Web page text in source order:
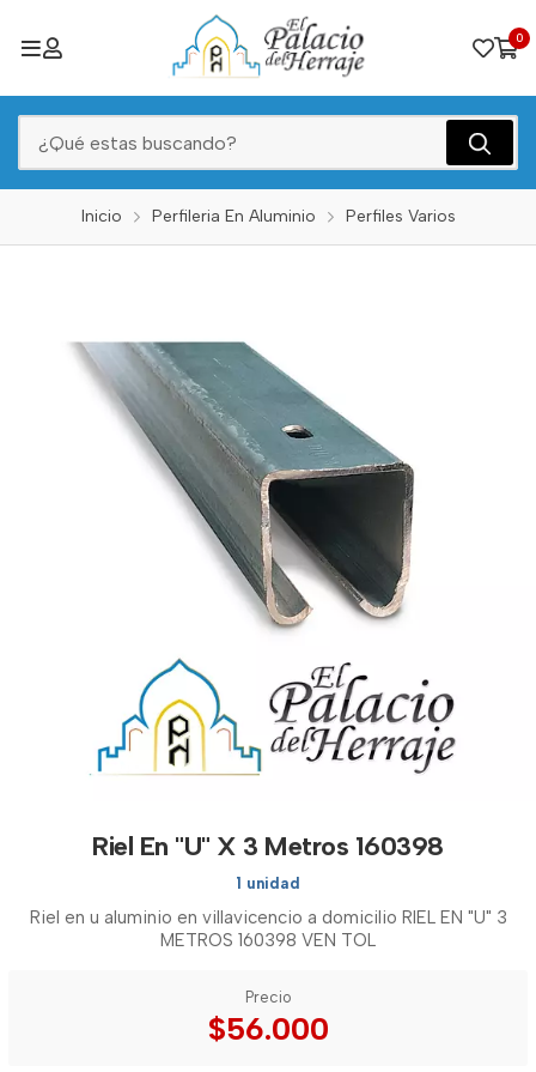
0
Inicio Perfileria En Aluminio Perfiles Varios
Riel En "U" X 3 Metros 160398
1 unidad
Riel en u aluminio en villavicencio a domicilio RIEL EN "U" 3
METROS 160398 VEN TOL
Precio
$56.000